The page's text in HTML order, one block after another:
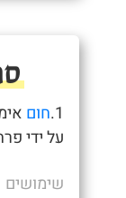
1. חום
על ידי
שימושים